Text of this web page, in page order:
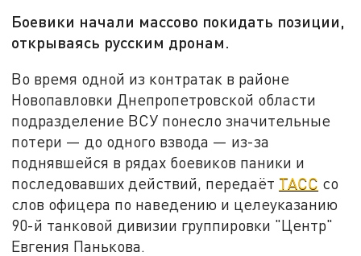
Боевики начали массово покидать позиции,
открываясь русским дронам.
Во время одной из контратак в районе
Новопавловки Днепропетровской области
подразделение ВСУ понесло значительные
потери — до одного взвода — из-за
поднявшейся в рядах боевиков паники и
последовавших действий, передаёт ТАСС со
слов офицера по наведению и целеуказанию
90-й танковой дивизии группировки "Центр"
Евгения Панькова.